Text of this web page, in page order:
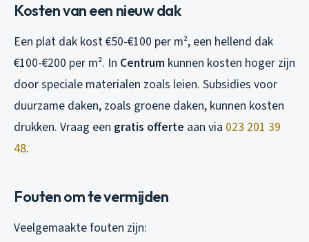
Kosten van een nieuw dak
Een plat dak kost €50-€100 per m², een hellend dak
€100-€200 per m². In Centrum kunnen kosten hoger zijn
door speciale materialen zoals leien. Subsidies voor
duurzame daken, zoals groene daken, kunnen kosten
drukken. Vraag een gratis offerte aan via 023 201 39
48.
Fouten om te vermijden
Veelgemaakte fouten zijn: